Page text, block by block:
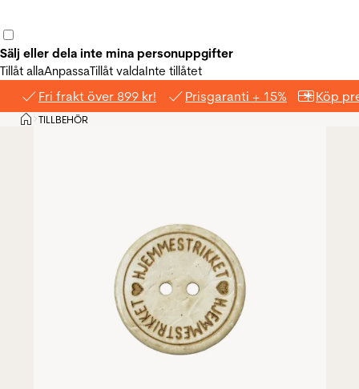
Sälj eller dela inte mina personuppgifter
Tillåt allaAnpassaTillåt valdaInte tillåtet
Fri frakt över 899 kr! Prisgaranti + 15% Köp
Hem
>TILLBEHÖR